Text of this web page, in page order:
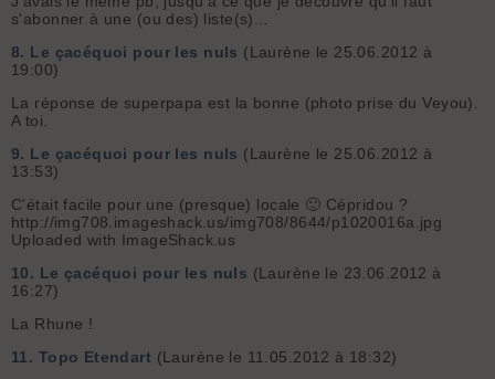
s'abonner à une (ou des) liste(s)...
8. Le çacéquoi pour les nuls (Laurène le 25.06.2012 à
19:00)
La réponse de superpapa est la bonne (photo prise du Veyou).
A toi.
9. Le çacéquoi pour les nuls (Laurène le 25.06.2012 à
13:53)
C'était facile pour une (presque) locale 🙂 Cépridou ?
http://img708.imageshack.us/img708/8644/p1020016a.jpg
Uploaded with ImageShack.us
10. Le çacéquoi pour les nuls (Laurène le 23.06.2012 à
16:27)
La Rhune !
11. Topo Etendart (Laurène le 11.05.2012 à 18:32)